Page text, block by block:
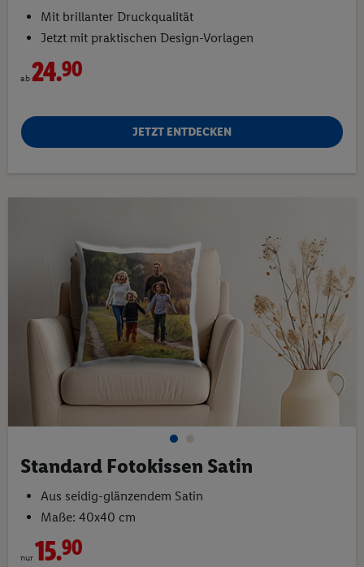
Mit brillanter Druckqualität
Jetzt mit praktischen Design-Vorlagen
ab24.90
JETZT ENTDECKEN
Standard Fotokissen Satin
Aus seidig-glänzendem Satin
Maße: 40x40 cm
nur15.90